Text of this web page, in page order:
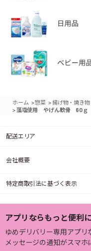
ホーム >惣菜 >揚げ物・焼き
>藻塩使用 やげん軟骨 60ｇ
配送エリア
会社概要
特定商取引法に基づく表示
アプリならもっと便利
ゆめデリバリー専用アプリ
メッセージの通知がスマホ